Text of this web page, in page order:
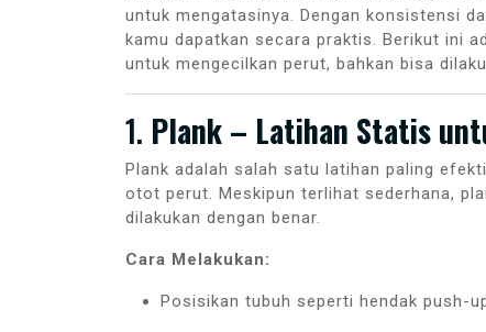
untuk mengatasinya. Dengan konsistensi
kamu dapatkan secara praktis. Berikut ini
untuk mengecilkan perut, bahkan bisa
1. Plank – Latihan Statis
Plank adalah salah satu latihan paling
otot perut. Meskipun terlihat sederhana,
dilakukan dengan benar.
Cara Melakukan:
Posisikan tubuh seperti hendak push-